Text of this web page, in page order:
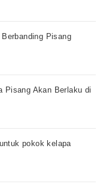
Pisang
Pisang Akan Berlaku di
pokok kelapa